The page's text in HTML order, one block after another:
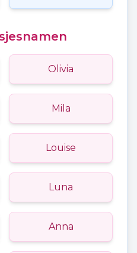
Olivia
Mila
Louise
Luna
Anna